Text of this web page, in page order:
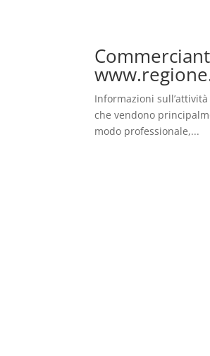
Informazioni
che vendono
modo professionale,...